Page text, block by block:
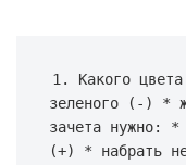
1. Какого цвета
зеленого
( - ) *
зачета нужно: *
(+) * набрать